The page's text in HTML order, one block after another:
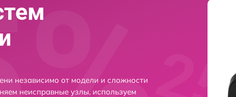
независимо от модели и сложности
неисправные узлы, используем